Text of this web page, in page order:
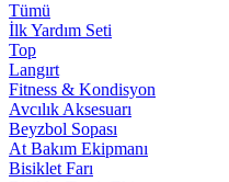
Tümü
İlk Yardım Seti
Top
Langırt
Fitness & Kondisyon
Avcılık Aksesuarı
Beyzbol Sopası
At Bakım Ekipmanı
Bisiklet Farı